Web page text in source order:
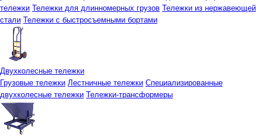
тележки Тележки для длинномерных грузов Тележки из нержавеющей
стали Тележки с быстросъемными бортами
Двухколесные тележки
Грузовые тележки Лестничные тележки Специализированные
двухколесные тележки Тележки-трансформеры